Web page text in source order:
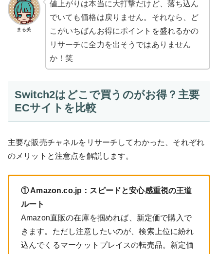
まる美
値上がりは本当に大打撃だけど、落ち込ん
でいても価格は戻りません。それなら、ど
こがいちばんお得にポイントを盛れるかの
リサーチに全力を出そうではありません
か！笑
Switch2はどこで買うのがお得？主要
ECサイトを比較
主要な販売チャネルをリサーチしてわかった、それぞれ
のメリットと注意点を解説します。
① Amazon.co.jp：スピードと安心感重視の王道
ルート
Amazon直販の在庫を掴めれば、新定価で購入で
きます。ただし注意したいのが、検索上位に紛れ
込んでくるマーケットプレイスの転売品。新定価